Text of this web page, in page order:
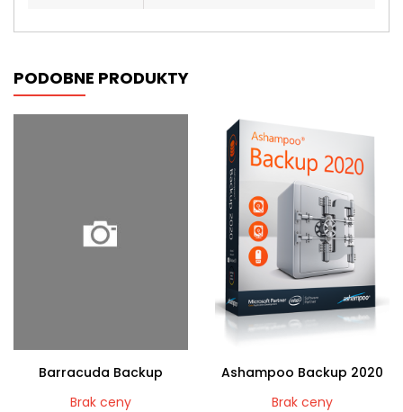
PODOBNE PRODUKTY
Barracuda Backup
Brak ceny
Ashampoo Backup 2020
Brak ceny